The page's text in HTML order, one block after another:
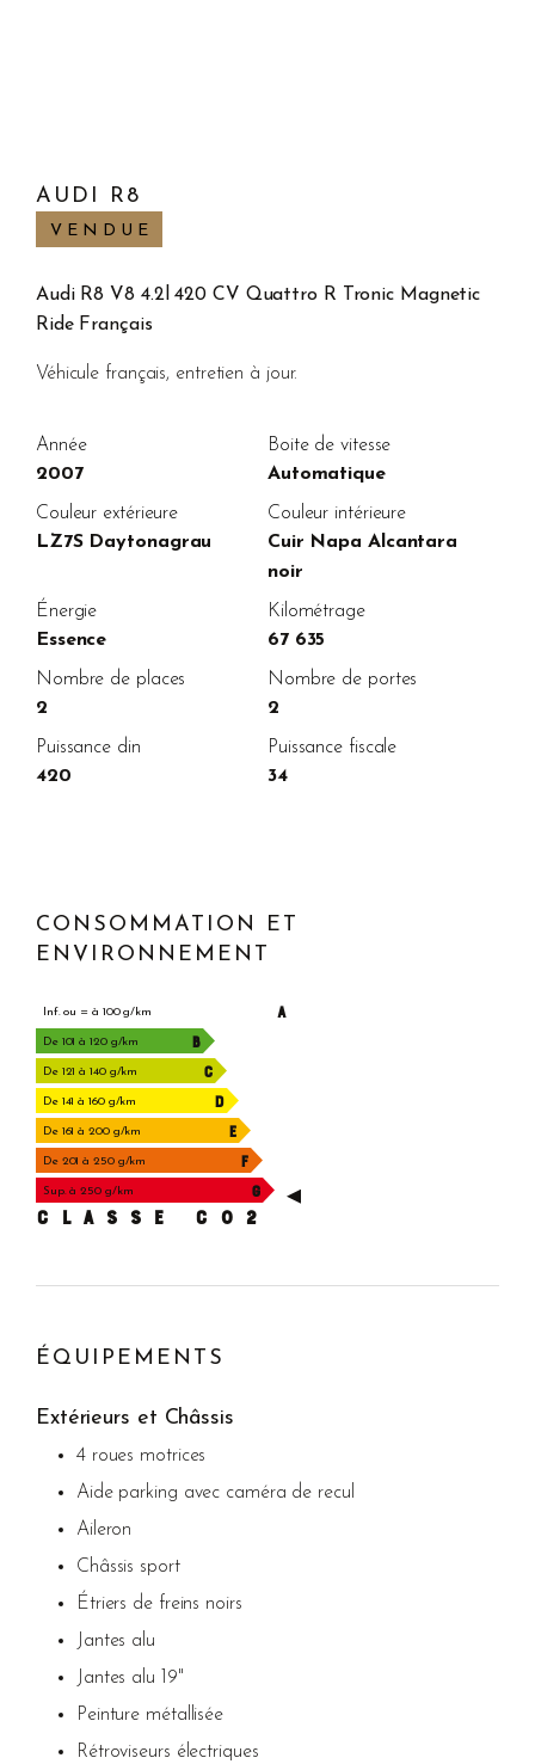
AUDI R8
VENDUE
Année
2007
Boite de vitesse
Automatique
Couleur extérieure
LZ7S Daytonagrau
Couleur intérieure
Cuir Napa Alcantara
noir
Énergie
Essence
Kilométrage
67 635
Nombre de places
2
Nombre de portes
2
Puissance din
420
Puissance fiscale
34
Audi R8 V8 4.2l 420 CV Quattro R Tronic Magnetic
Ride Français
Véhicule français, entretien à jour.
CONSOMMATION ET
ENVIRONNEMENT
Inf. ou = à 100 g/km A
De 101 à 120 g/km B
De 121 à 140 g/km C
De 141 à 160 g/km D
De 161 à 200 g/km E
De 201 à 250 g/km F
Sup. à 250 g/km G
CLASSE C02
ÉQUIPEMENTS
Extérieurs et Châssis
4 roues motrices
Aide parking avec caméra de recul
Aileron
Châssis sport
Étriers de freins noirs
Jantes alu
Jantes alu 19"
Peinture métallisée
Rétroviseurs électriques